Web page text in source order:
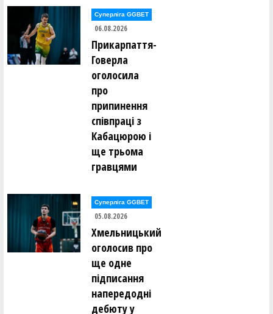
Суперліга GGBET
06.08.2026
Прикарпаття-
Говерла
оголосила
про
припинення
співпраці з
Кабацюрою і
ще трьома
гравцями
Суперліга GGBET
05.08.2026
Хмельницький
оголосив про
ще одне
підписання
напередодні
дебюту у